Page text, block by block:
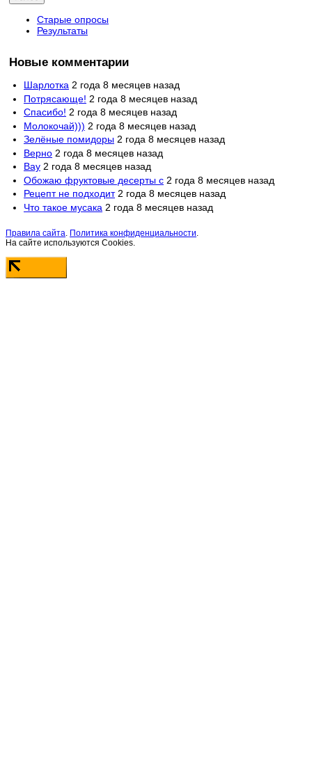
Старые опросы
Результаты
Новые комментарии
Шарлотка 2 года 8 месяцев назад
Потрясающе! 2 года 8 месяцев назад
Спасибо! 2 года 8 месяцев назад
Молокочай))) 2 года 8 месяцев назад
Зелёные помидоры 2 года 8 месяцев назад
Верно 2 года 8 месяцев назад
Вау 2 года 8 месяцев назад
Обожаю фруктовые десерты с 2 года 8 месяцев назад
Рецепт не подходит 2 года 8 месяцев назад
Что такое мусака 2 года 8 месяцев назад
Правила сайта. Политика конфиденциальности.
На сайте используются Cookies.